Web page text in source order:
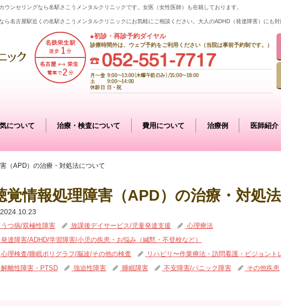
ンセリングなら名駅さこうメンタルクリニックです。女医（女性医師）も在籍しております。
ら名古屋駅近くの名駅さこうメンタルクリニックにお気軽にご相談ください。大人のADHD（発達障害）にも対
●初診・再診予約ダイヤル
診療時間外は、ウェブ予約をご利用ください（当院は事前予約制です。）
について 治療・検査について 費用について 治療例 医師紹介
（APD）の治療・対処法について
覚情報処理障害（APD）の治療・対処
2024.10.23
つ病/双極性障害 放課後デイサービス/児童発達支援
心理療法
達障害/ADHD/学習障害/小児の疾患・お悩み（緘黙・不登校など）
理検査/睡眠ポリグラフ/脳波/その他の検査
リハビリ〜作業療法・訪問看護・ビジョント
離性障害・PTSD
強迫性障害 睡眠障害 不安障害/パニック障害 その他疾患